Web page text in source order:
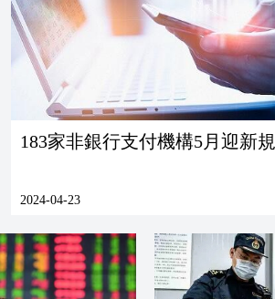
183家非銀行支付機構5月迎新規
2024-04-23